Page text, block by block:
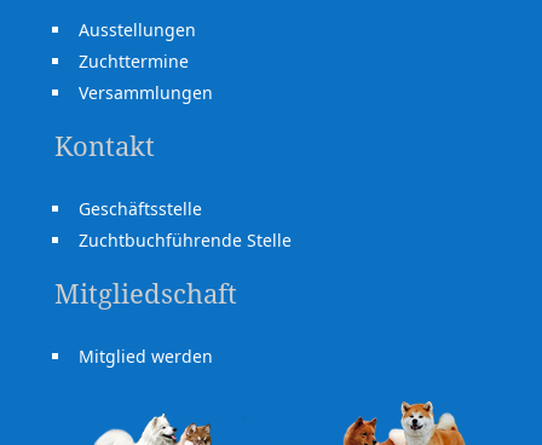
Ausstellungen
Zuchttermine
Versammlungen
Kontakt
Geschäftsstelle
Zuchtbuchführende Stelle
Mitgliedschaft
Mitglied werden